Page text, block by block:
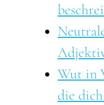
Wut in
die